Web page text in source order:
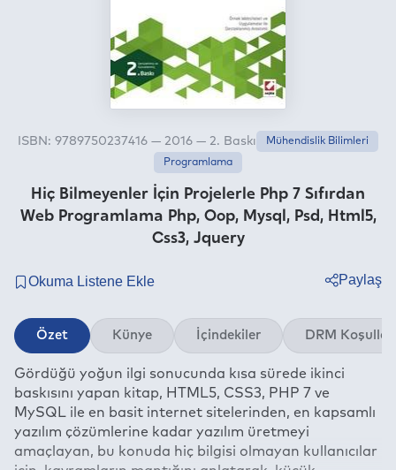
Hiç Bilmeyenler İçin Projelerle Php 7 Sıfırdan
Web Programlama Php, Oop, Mysql, Psd, Html5,
Css3, Jquery
ISBN: 9789750237416 — 2016 — 2. Baskı
Mühendislik Bilimleri
Programlama
Paylaş
Twitter
Linkedin
Whatsapp
E-mail
Özet Künye İçindekiler DRM Koşulları
Gördüğü yoğun ilgi sonucunda kısa sürede ikinci
baskısını yapan kitap, HTML5, CSS3, PHP 7 ve
MySQL ile en basit internet sitelerinden, en kapsamlı
yazılım çözümlerine kadar yazılım üretmeyi
amaçlayan, bu konuda hiç bilgisi olmayan kullanıcılar